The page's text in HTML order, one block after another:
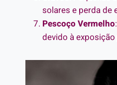
solares e perda de
Pescoço Vermelho
devido à